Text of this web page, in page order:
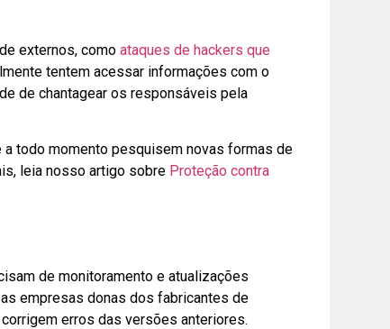
externos, como ataques de hackers que
tentem acessar informações com o
de chantagear os responsáveis pela
todo momento pesquisem novas formas de
leia nosso artigo sobre Proteção contra
de monitoramento e atualizações
as empresas donas dos fabricantes de
erros das versões anteriores.